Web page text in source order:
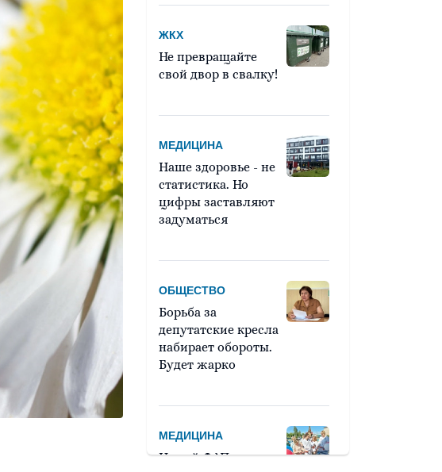
ЖКХ
Не превращайте
свой двор в свалку!
МЕДИЦИНА
Наше здоровье - не
статистика. Но
цифры заставляют
задуматься
ОБЩЕСТВО
Борьба за
депутатские кресла
набирает обороты.
Будет жарко
МЕДИЦИНА
Новый ФАП красив,